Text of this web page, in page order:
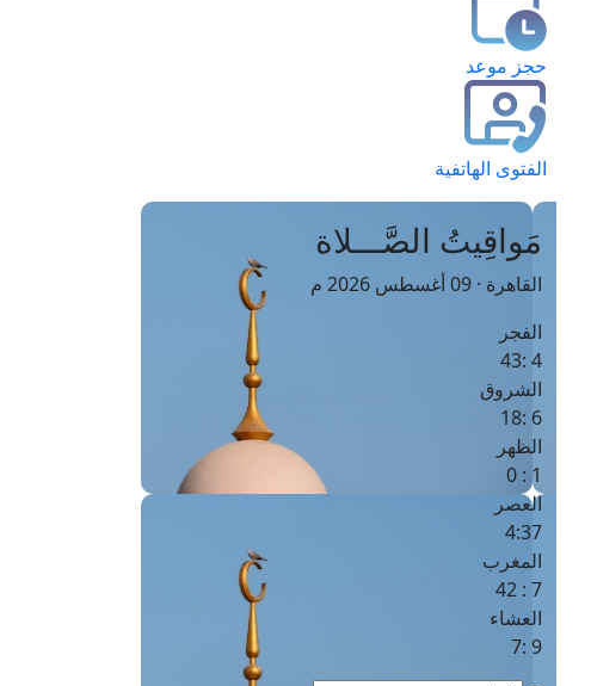
حجز موعد
الفتوى الهاتفية
مَواقِيتُ الصَّـــلاة
القاهرة · 09 أغسطس 2026 م
الفجر
4 :43
الشروق
6 :18
الظهر
1 : 0
العصر
4:37
المغرب
7 : 42
العشاء
9 :7